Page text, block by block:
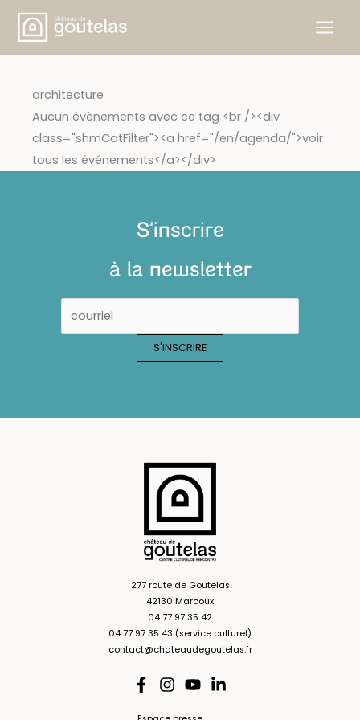
Skip
content
architecture
Aucun évènements avec ce tag <br /><div
class="shmCatFilter"><a href="/en/agenda/">voir
tous les événements</a></div>
S'inscrire
à la newsletter
277 route de Goutelas
42130 Marcoux
04 77 97 35 42
04 77 97 35 43 (service culturel)
contact@chateaudegoutelas.fr